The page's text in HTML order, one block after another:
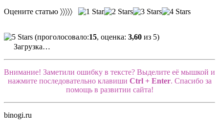
Оцените статью 〉〉〉〉〉
(проголосовало:15, оценка: 3,60 из 5)
Загрузка…
Внимание! Заметили ошибку в тексте? Выделите её мышкой и
нажмите последовательно клавиши Ctrl + Enter. Спасибо за
помощь в развитии сайта!
binogi.ru